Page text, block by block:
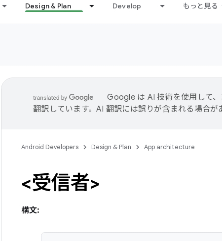
Design & Plan Develop もっと見る
Google は AI 技術を使用して
翻訳しています。AI 翻訳には誤りが含まれる場合が
Android Developers Design & Plan App architecture
<受信者>
構文: